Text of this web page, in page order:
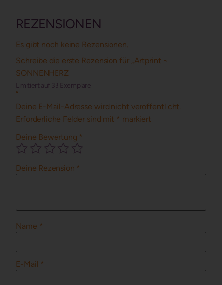
REZENSIONEN
Es gibt noch keine Rezensionen.
Schreibe die erste Rezension für „Artprint ~
SONNENHERZ
Limitiert auf 33 Exemplare
“
Deine E-Mail-Adresse wird nicht veröffentlicht.
Erforderliche Felder sind mit * markiert
Deine Bewertung *
Deine Rezension *
Name *
E-Mail *